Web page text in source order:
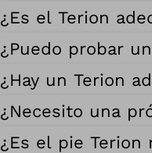
¿Es el Terion
¿Puedo probar
¿Hay un Terion
¿Necesito una
¿Es el pie Terion